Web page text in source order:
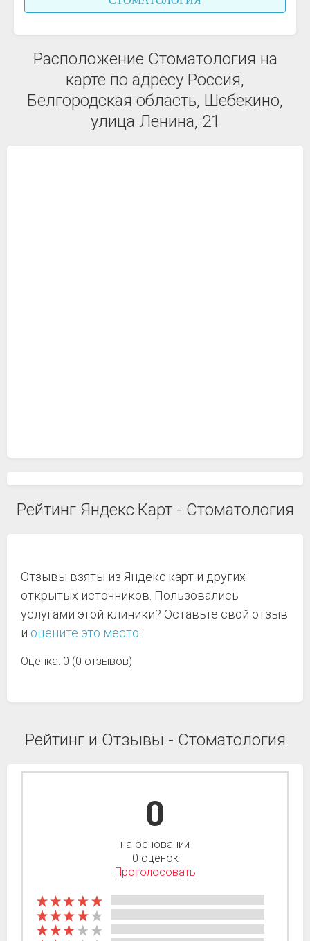
Расположение Стоматология на
карте по адресу Россия,
Белгородская область, Шебекино,
улица Ленина, 21
Рейтинг Яндекс.Карт - Стоматология
Отзывы взяты из Яндекс.карт и других
открытых источников. Пользовались
услугами этой клиники? Оставьте свой отзыв
и оцените это место:
Оценка: 0 (0 отзывов)
Рейтинг и Отзывы - Стоматология
0
на основании
0 оценок
Проголосовать